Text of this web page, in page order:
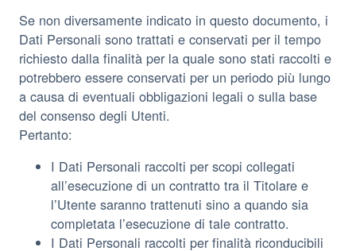
Se non diversamente indicato in questo documento, i
Dati Personali sono trattati e conservati per il tempo
richiesto dalla finalità per la quale sono stati raccolti e
potrebbero essere conservati per un periodo più lungo
a causa di eventuali obbligazioni legali o sulla base
del consenso degli Utenti.
Pertanto:
I Dati Personali raccolti per scopi collegati
all’esecuzione di un contratto tra il Titolare e
l’Utente saranno trattenuti sino a quando sia
completata l’esecuzione di tale contratto.
I Dati Personali raccolti per finalità riconducibili